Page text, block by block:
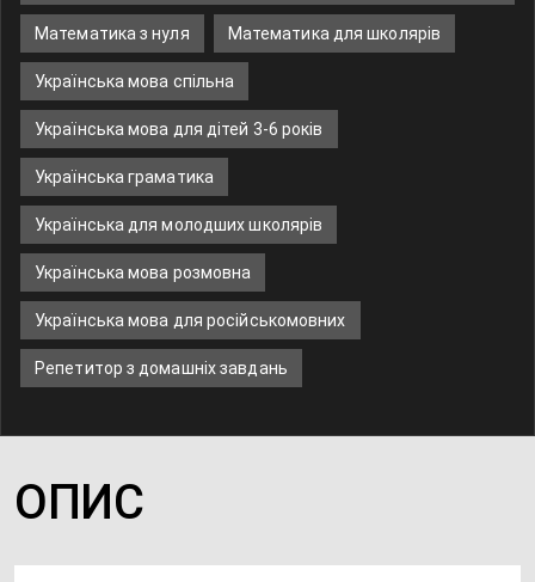
Математика з нуля Математика для школярів
Українська мова спільна
Українська мова для дітей 3-6 років
Українська граматика
Українська для молодших школярів
Українська мова розмовна
Українська мова для російськомовних
Репетитор з домашніх завдань
ОПИС